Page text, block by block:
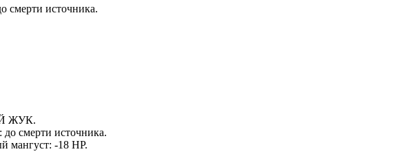
смерти источника.
ЖУК.
до смерти источника.
мангуст: -18 HP.